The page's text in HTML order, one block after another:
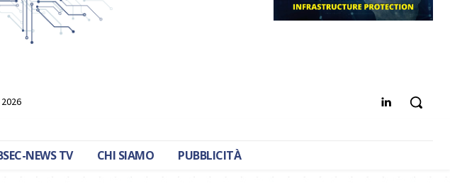
NEWS TV CHI SIAMO PUBBLICITÀ